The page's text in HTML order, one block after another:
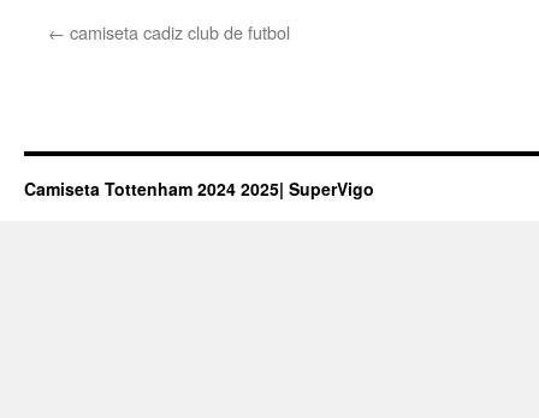
← camiseta cadiz club de futbol
Camiseta Tottenham 2024 2025| SuperVigo